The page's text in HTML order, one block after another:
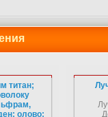
титан;
олово;